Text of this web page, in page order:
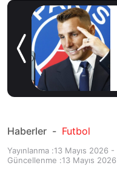
Haberler - Futbol
Yayınlanma :13 Mayıs 2026
Güncellenme :13 Mayıs